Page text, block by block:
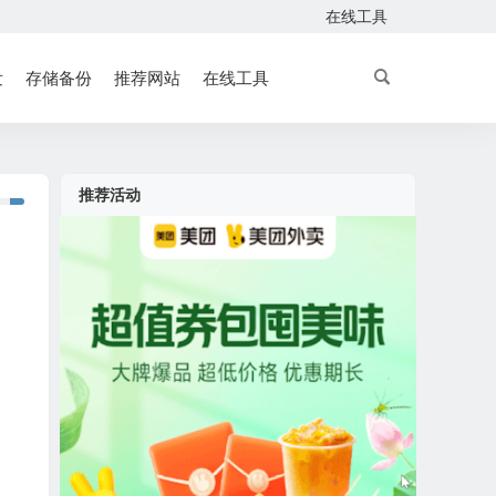
在线工具
存储备份 推荐网站 在线工具
推荐活动